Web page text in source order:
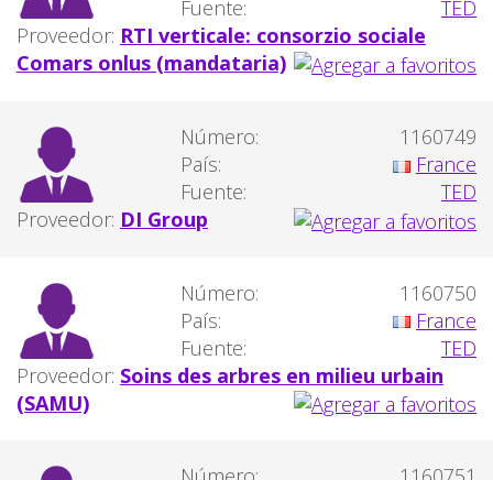
Fuente:
TED
Proveedor: RTI verticale: consorzio sociale
Comars onlus (mandataria)
Número:
1160749
País:
France
Fuente:
TED
Proveedor: DI Group
Número:
1160750
País:
France
Fuente:
TED
Proveedor: Soins des arbres en milieu urbain
(SAMU)